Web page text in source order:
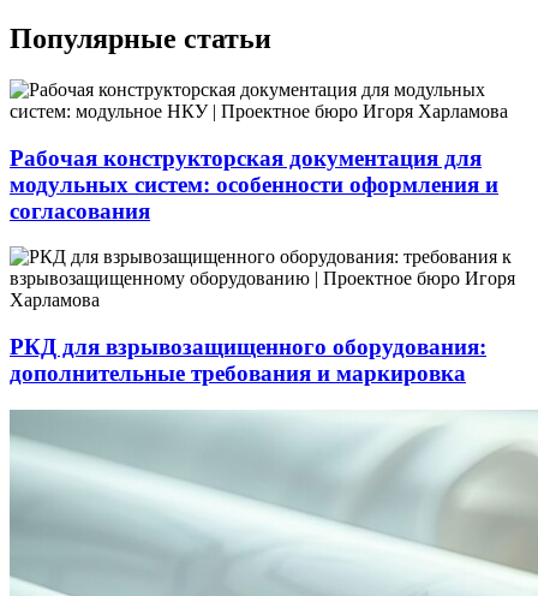
Популярные статьи
Рабочая конструкторская документация для
модульных систем: особенности оформления и
согласования
РКД для взрывозащищенного оборудования:
дополнительные требования и маркировка